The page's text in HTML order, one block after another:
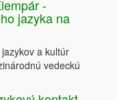
-
jazyka na
a kultúr
vedeckú